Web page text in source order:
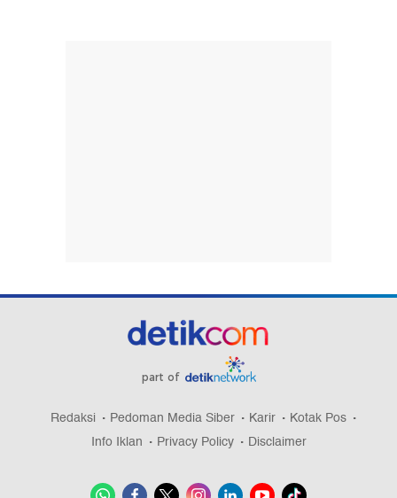
part of
Redaksi Pedoman Media Siber Karir
Kotak Pos
Info Iklan
Privacy Policy Disclaimer